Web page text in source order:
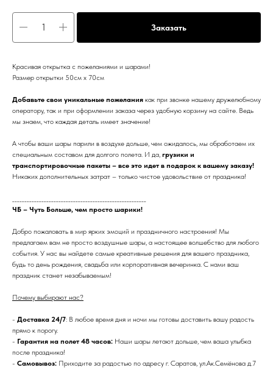
Заказать
Красивая открытка с пожеланиями и шарами!
Размер открытки 50см х 70см
Добавьте свои уникальные пожелания как при звонке нашему дружелюбному
оператору, так и при оформлении заказа через удобную корзину на сайте. Ведь
мы знаем, что каждая деталь имеет значение!
А чтобы ваши шары парили в воздухе дольше, чем ожидалось, мы обработаем их
специальным составом для долгого полета. И да, грузики и
транспортировочные пакеты – все это идет в подарок к вашему заказу!
Никаких дополнительных затрат – только чистое удовольствие от праздника!
ЧБ – Чуть Больше, чем просто шарики!
Добро пожаловать в мир ярких эмоций и праздничного настроения! Мы
предлагаем вам не просто воздушные шары, а настоящее волшебство для любого
события. У нас вы найдете самые креативные решения для вашего праздника,
будь то день рождения, свадьба или корпоративная вечеринка. С нами ваш
праздник станет незабываемым!
Почему выбирают нас?
- Доставка 24/7: В любое время дня и ночи мы готовы доставить вашу радость
прямо к порогу.
- Гарантия на полет 48 часов: Наши шары летают дольше, чем ваша улыбка
после праздника!
- Самовывоз: Приходите за радостью по адресу г. Саратов, ул.Ак.Семёнова д.7